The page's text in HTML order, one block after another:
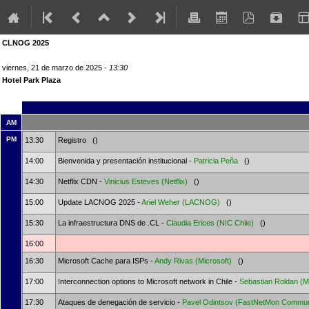
CLNOG 2025
viernes, 21 de marzo de 2025 - 13:30
Hotel Park Plaza
AM
PM 13:30 Registro ()
14:00 Bienvenida y presentación institucional - Patricia Peña ()
14:30 Netflix CDN - Vinicius Esteves (Netflix) ()
15:00 Update LACNOG 2025 -Ariel Weher (LACNOG) ()
15:30 La infraestructura DNS de .CL - Claudia Erices (NIC Chile) ()
16:00
16:30 Microsoft Cache para ISPs -Andy Rivas (Microsoft) ()
17:00 Interconnection options to Microsoft network in Chile - Sebastian Roldan
17:30 Ataques de denegación de servicio - Pavel Odintsov (FastNetMon